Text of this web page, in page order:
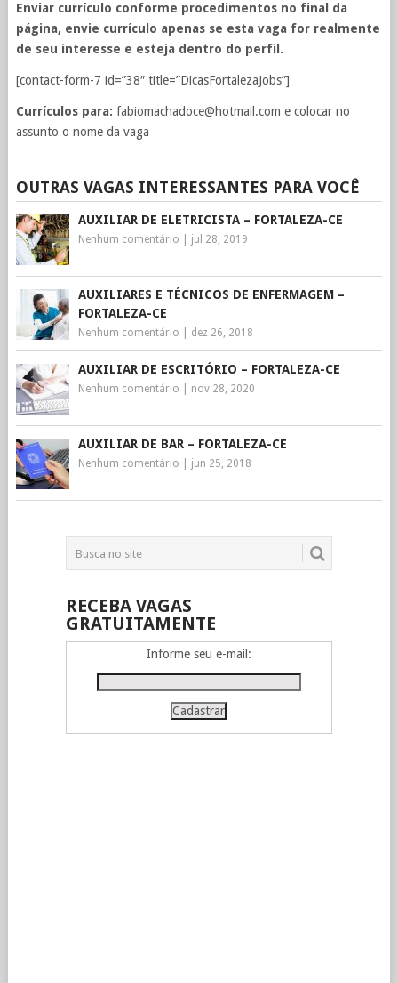
Enviar currículo conforme procedimentos no final da
página, envie currículo apenas se esta vaga for realmente
de seu interesse e esteja dentro do perfil.
[contact-form-7 id=”38″ title=”DicasFortalezaJobs”]
Currículos para: fabiomachadoce@hotmail.com e colocar no
assunto o nome da vaga
OUTRAS VAGAS INTERESSANTES PARA VOCÊ
AUXILIAR DE ELETRICISTA – FORTALEZA-CE
Nenhum comentário jul 28, 2019
AUXILIARES E TÉCNICOS DE ENFERMAGEM –
FORTALEZA-CE
Nenhum comentário dez 26, 2018
AUXILIAR DE ESCRITÓRIO – FORTALEZA-CE
Nenhum comentário nov 28, 2020
AUXILIAR DE BAR – FORTALEZA-CE
Nenhum comentário jun 25, 2018
RECEBA VAGAS
GRATUITAMENTE
Informe seu e-mail: